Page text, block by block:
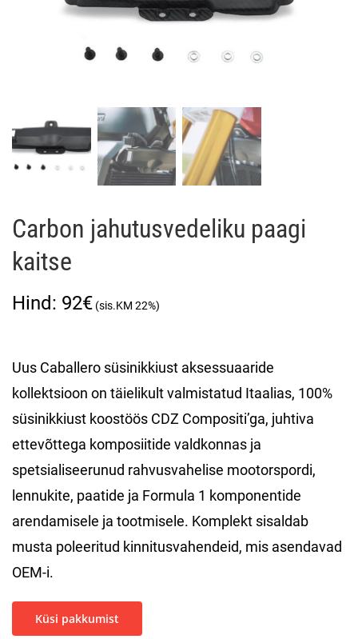
Carbon jahutusvedeliku paagi
kaitse
92€
Uus Caballero süsinikkiust aksessuaaride
kollektsioon on täielikult valmistatud Itaalias, 100%
süsinikkiust koostöös CDZ Compositi’ga, juhtiva
ettevõttega komposiitide valdkonnas ja
spetsialiseerunud rahvusvahelise mootorspordi,
lennukite, paatide ja Formula 1 komponentide
arendamisele ja tootmisele. Komplekt sisaldab
musta poleeritud kinnitusvahendeid, mis asendavad
OEM-i.
Küsi pakkumist